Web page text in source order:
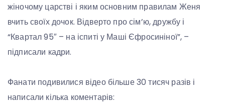
жіночому царстві і яким основним правилам Женя
вчить своїх дочок. Відверто про сім’ю, дружбу і
“Квартал 95″ – на іспиті у Маші Єфросиніної”, –
підписали кадри.
Фанати подивилися відео більше 30 тисяч разів і
написали кілька коментарів: